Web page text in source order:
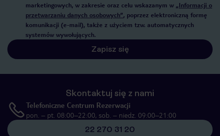
marketingowych, w zakresie oraz celu wskazanym w „Informacji o
przetwarzaniu danych osobowych”, poprzez elektroniczną formę
komunikacji (e-mail), także z użyciem tzw. automatycznych
systemów wywołujących.
Zapisz się
Skontaktuj się z nami
Telefoniczne Centrum Rezerwacji
pon. – pt. 08:00–22:00, sob. – niedz. 09:00–21:00
22 270 31 20